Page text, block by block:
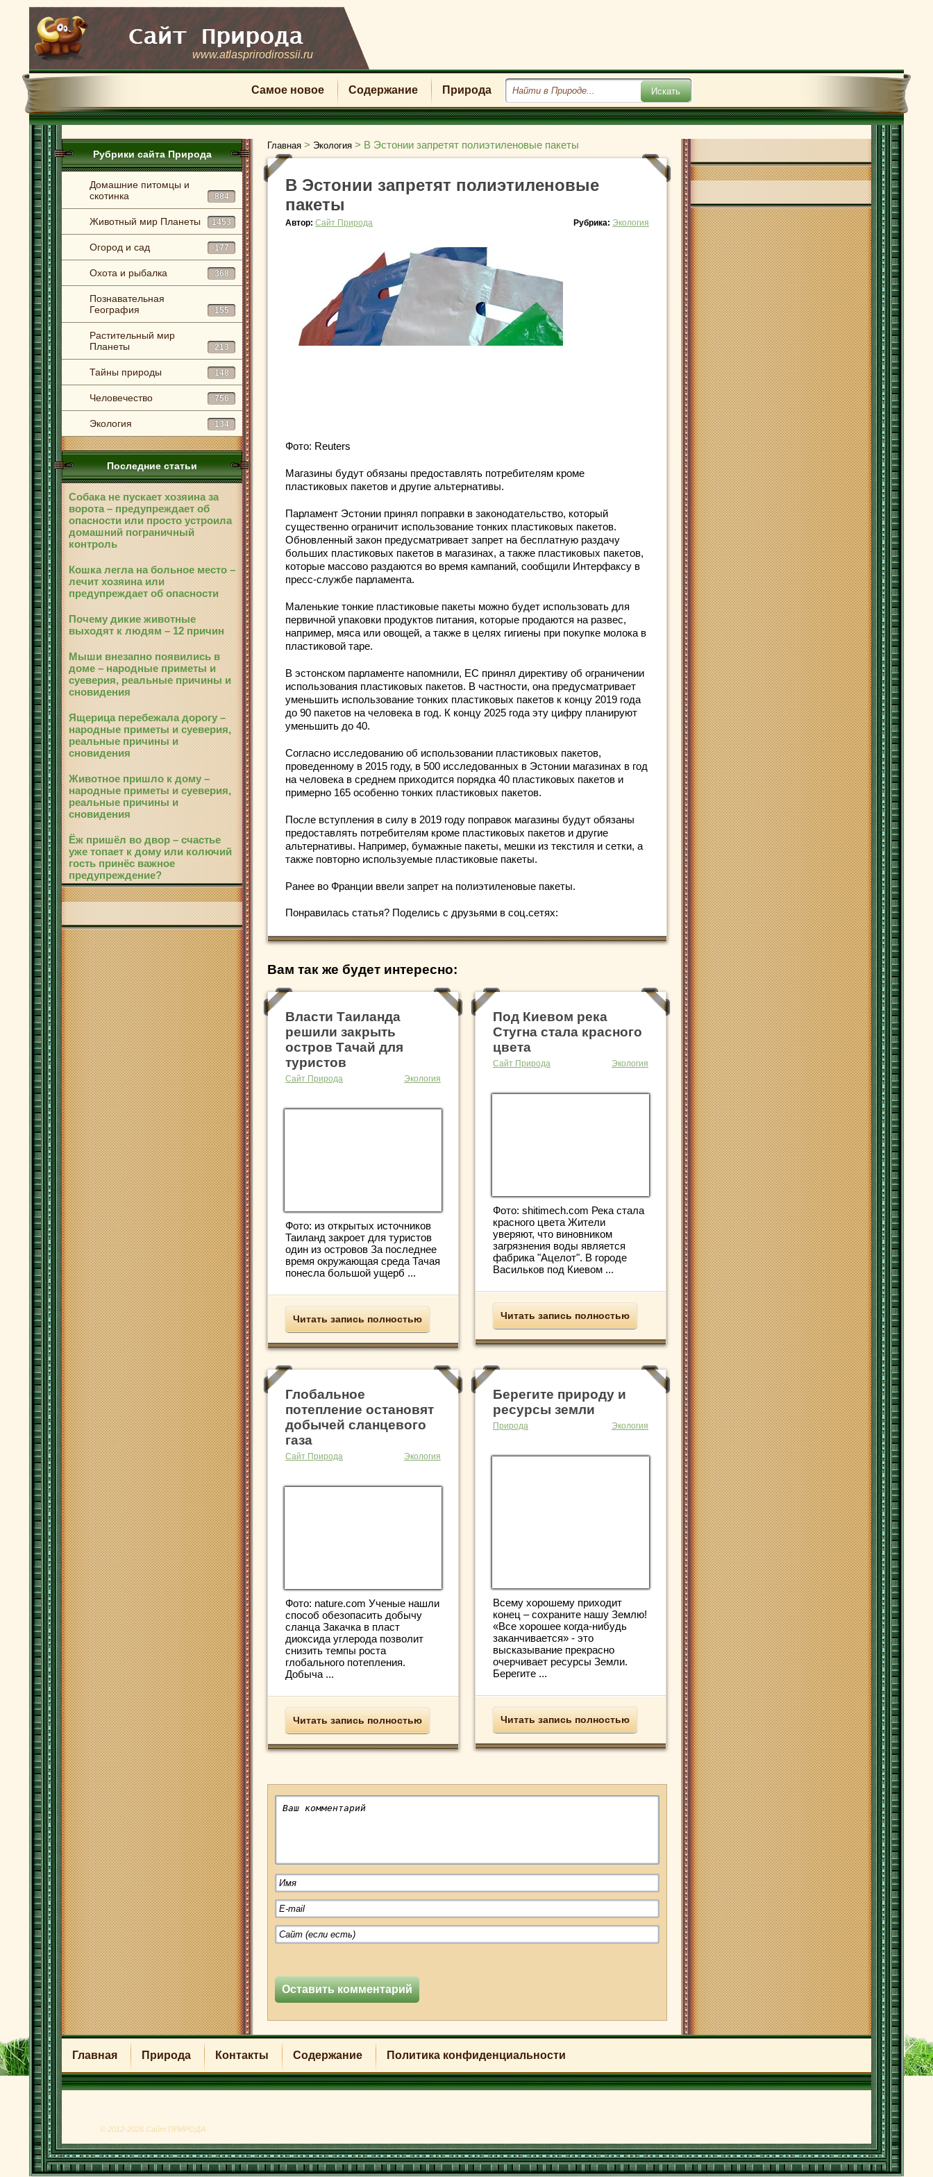
www.atlasprirodirossii.ru
Самое новое Содержание Природа
Рубрики сайта Природа
Домашние питомцы и
скотинка
884
Животный мир Планеты 1453
Огород и сад 177
Охота и рыбалка 368
Познавательная
География
155
Растительный мир
Планеты
213
Тайны природы 148
Человечество 756
Экология 134
Последние статьи
Собака не пускает хозяина за
ворота – предупреждает об
опасности или просто устроила
домашний пограничный
контроль
Кошка легла на больное место –
лечит хозяина или
предупреждает об опасности
Почему дикие животные
выходят к людям – 12 причин
Мыши внезапно появились в
доме – народные приметы и
суеверия, реальные причины и
сновидения
Ящерица перебежала дорогу –
народные приметы и суеверия,
реальные причины и
сновидения
Животное пришло к дому –
народные приметы и суеверия,
реальные причины и
сновидения
Ёж пришёл во двор – счастье
уже топает к дому или колючий
гость принёс важное
предупреждение?
Главная > Экология > В Эстонии запретят полиэтиленовые пакеты
В Эстонии запретят полиэтиленовые
пакеты
Автор: Сайт Природа Рубрика: Экология
Фото: Reuters
Магазины будут обязаны предоставлять потребителям кроме
пластиковых пакетов и другие альтернативы.
Парламент Эстонии принял поправки в законодательство, который
существенно ограничит использование тонких пластиковых пакетов.
Обновленный закон предусматривает запрет на бесплатную раздачу
больших пластиковых пакетов в магазинах, а также пластиковых пакетов,
которые массово раздаются во время кампаний, сообщили Интерфаксу в
пресс-службе парламента.
Маленькие тонкие пластиковые пакеты можно будет использовать для
первичной упаковки продуктов питания, которые продаются на развес,
например, мяса или овощей, а также в целях гигиены при покупке молока в
пластиковой таре.
В эстонском парламенте напомнили, ЕС принял директиву об ограничении
использования пластиковых пакетов. В частности, она предусматривает
уменьшить использование тонких пластиковых пакетов к концу 2019 года
до 90 пакетов на человека в год. К концу 2025 года эту цифру планируют
уменьшить до 40.
Согласно исследованию об использовании пластиковых пакетов,
проведенному в 2015 году, в 500 исследованных в Эстонии магазинах в год
на человека в среднем приходится порядка 40 пластиковых пакетов и
примерно 165 особенно тонких пластиковых пакетов.
После вступления в силу в 2019 году поправок магазины будут обязаны
предоставлять потребителям кроме пластиковых пакетов и другие
альтернативы. Например, бумажные пакеты, мешки из текстиля и сетки, а
также повторно используемые пластиковые пакеты.
Ранее во Франции ввели запрет на полиэтиленовые пакеты.
Понравилась статья? Поделись с друзьями в соц.сетях:
Вам так же будет интересно:
Власти Таиланда
решили закрыть
остров Тачай для
туристов
Сайт Природа Экология
Фото: из открытых источников
Таиланд закроет для туристов
один из островов За последнее
время окружающая среда Тачая
понесла большой ущерб ...
Читать запись полностью
Под Киевом река
Стугна стала красного
цвета
Сайт Природа Экология
Фото: shitimech.com Река стала
красного цвета Жители
уверяют, что виновником
загрязнения воды является
фабрика "Ацелот". В городе
Васильков под Киевом ...
Читать запись полностью
Глобальное
потепление остановят
добычей сланцевого
газа
Сайт Природа Экология
Фото: nature.com Ученые нашли
способ обезопасить добычу
сланца Закачка в пласт
диоксида углерода позволит
снизить темпы роста
глобального потепления.
Добыча ...
Читать запись полностью
Берегите природу и
ресурсы земли
Природа Экология
Всему хорошему приходит
конец – сохраните нашу Землю!
«Все хорошее когда-нибудь
заканчивается» - это
высказывание прекрасно
очерчивает ресурсы Земли.
Берегите ...
Читать запись полностью
Главная Природа Контакты Содержание Политика конфиденциальности
© 2012-2026 Сайт ПРИРОДА